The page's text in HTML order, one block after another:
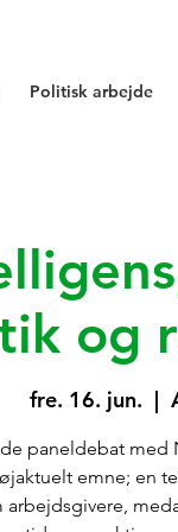
Politisk arbejde
og
fre. 16. jun.
  |
paneldebat med
emne; en